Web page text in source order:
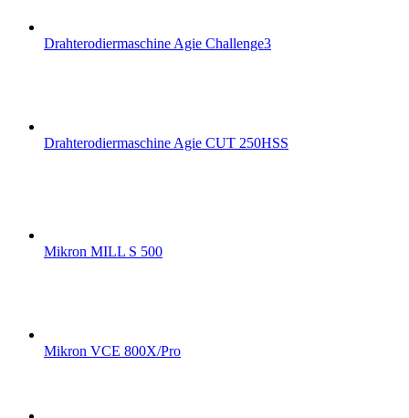
Drahterodiermaschine Agie Challenge3
Drahterodiermaschine Agie CUT 250HSS
Mikron MILL S 500
Mikron VCE 800X/Pro